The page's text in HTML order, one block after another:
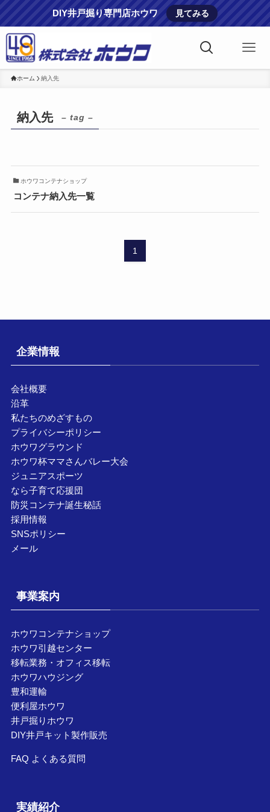
DIY井戸掘り専門店ホウワ 見てみる
ホーム 納入先
納入先 – tag –
ホウワコンテナショップ
コンテナ納入先一覧
1
企業情報
会社概要
沿革
私たちのめざすもの
プライバシーポリシー
ホウワグラウンド
ホウワ杯ママさんバレー大会
ジュニアスポーツ
なら子育て応援団
防災コンテナ誕生秘話
採用情報
SNSポリシー
メール
事業案内
ホウワコンテナショップ
ホウワ引越センター
移転業務・オフィス移転
ホウワハウジング
豊和運輸
便利屋ホウワ
井戸掘りホウワ
DIY井戸キット製作販売
FAQ よくある質問
実績紹介